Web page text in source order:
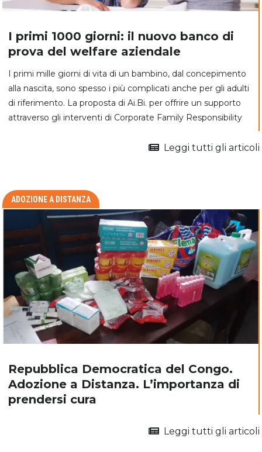
I primi 1000 giorni: il nuovo banco di
prova del welfare aziendale
I primi mille giorni di vita di un bambino, dal concepimento
alla nascita, sono spesso i più complicati anche per gli adulti
di riferimento. La proposta di Ai.Bi. per offrire un supporto
attraverso gli interventi di Corporate Family Responsibility
Leggi tutti gli articoli
ADOZIONE A DISTANZA
Repubblica Democratica del Congo.
Adozione a Distanza. L’importanza di
prendersi cura
Leggi tutti gli articoli